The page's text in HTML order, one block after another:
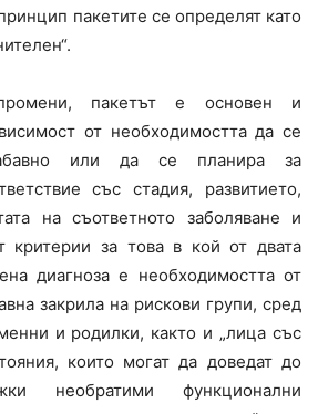
пакетите се определят като
пакетът е основен и
от необходимостта да се
или да се планира за
със стадия, развитието,
на съответното заболяване и
критерии за това в кой от двата
диагноза е необходимостта от
закрила на рискови групи, сред
и родилки, както и „лица със
които могат да доведат до
необратими функционални